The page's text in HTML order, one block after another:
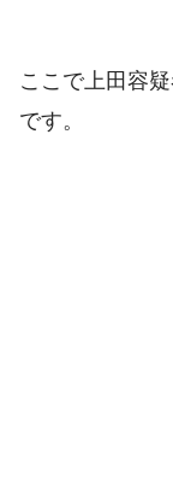
ここで上田容
です。